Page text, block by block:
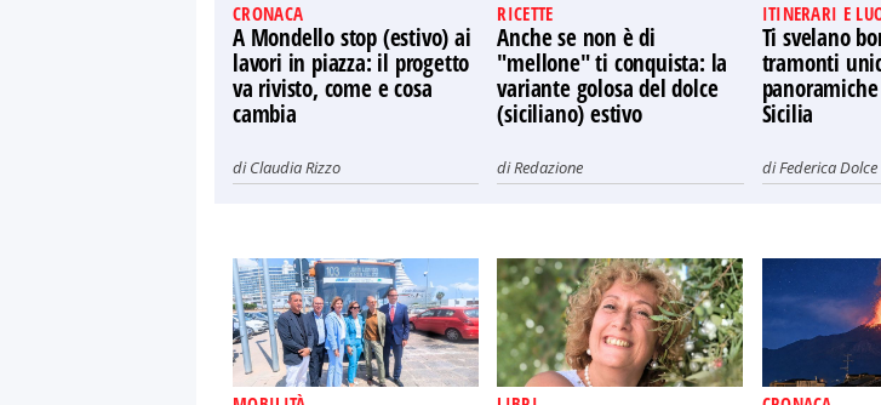
CRONACA
A Mondello stop (estivo) ai
lavori in piazza: il progetto
va rivisto, come e cosa
cambia
diClaudia Rizzo
RICETTE
Anche se non è di
"mellone" ti conquista: la
variante golosa del dolce
(siciliano) estivo
diRedazione
ITINERARI E
Ti svelano
tramonti
Sicilia
diFederica Dolce